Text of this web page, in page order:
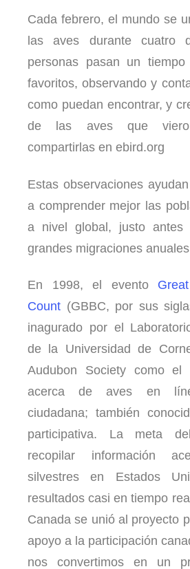
Cada febrero, el mundo se
las aves durante cuatro
personas pasan un
favoritos, observando y
como puedan encontrar, y
de las aves que
compartirlas en ebird.org
Estas observaciones
a comprender mejor las
a nivel global, justo
grandes migraciones
En 1998, el eventoGreat
Count (GBBC, por sus
inagurado por el
de la Universidad de
Audubon Society como el
acerca de aves en
ciudadana; también
participativa. La meta
recopilar información
silvestres en Estados
resultados casi en tiempo
Canada se unió al proyecto
apoyo a la participación
nos convertimos en un